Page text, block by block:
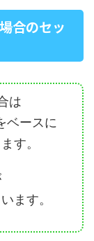
合のセッ
は
ベースに
す。
ます。